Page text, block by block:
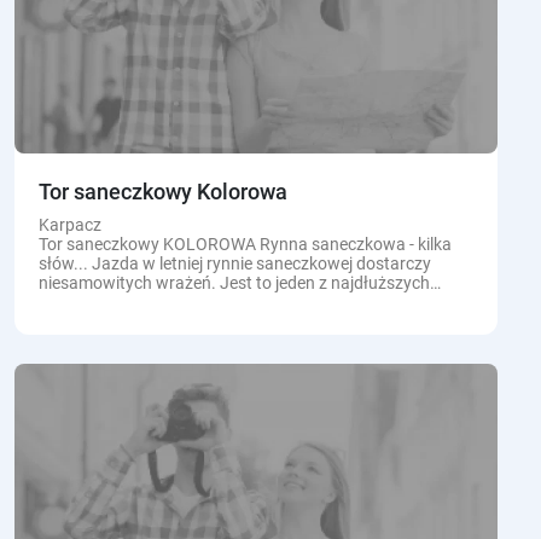
Tor saneczkowy Kolorowa
Karpacz
Tor saneczkowy KOLOROWA Rynna saneczkowa - kilka
słów... Jazda w letniej rynnie saneczkowej dostarczy
niesamowitych wrażeń. Jest to jeden z najdłuższych